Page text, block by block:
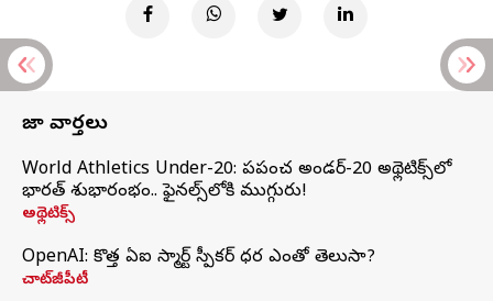
తాజా వార్తలు
World Athletics Under-20: ప్రపంచ అండర్-20 అథ్లెటిక్స్‌లో
భారత్‌ శుభారంభం.. ఫైనల్స్‌లోకి ముగ్గురు!
అథ్లెటిక్స్
OpenAI: కొత్త ఏఐ స్మార్ట్ స్పీకర్ ధర ఎంతో తెలుసా?
చాట్‌జీపీటీ